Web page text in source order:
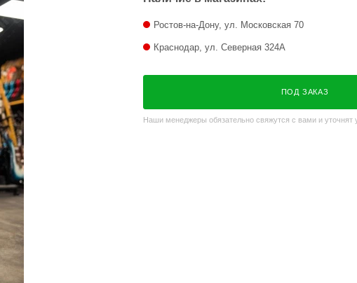
Краснодар, ул. Северная 324А
Ростов-на-Дону, ул. Московская 70
ПОД ЗАКАЗ
Наши менеджеры обязательно свяжутся с вами и уточнят